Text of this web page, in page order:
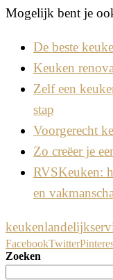
Mogelijk bent je
De beste
Keuken
Zelf een
stap
Voorgerecht
Zo creëer je
RVSKeuken:
en
keukenlandelijk
FacebookTwitter
Zoeken